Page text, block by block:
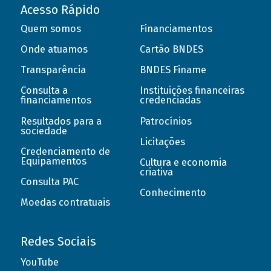
Acesso Rápido
Quem somos
Onde atuamos
Transparência
Consulta a
financiamentos
Resultados para a
sociedade
Credenciamento de
Equipamentos
Consulta PAC
Moedas contratuais
Financiamentos
Cartão BNDES
BNDES Finame
Instituições financeiras
credenciadas
Patrocínios
Licitações
Cultura e economia
criativa
Conhecimento
Redes Sociais
YouTube